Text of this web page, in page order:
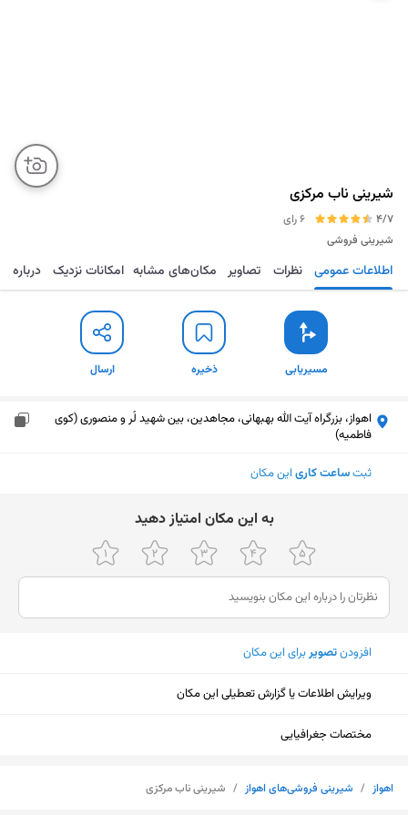
شیرینی ناب مرکزی
4/7
6 رای
شیرینی فروشی
مسیریابی ذخیره ارسال اطلاعات عمومی نظرات تصاویر مکان‌های مشابه امکانات نزدیک درباره
مسیریابی ذخیره ارسال
اهواز، بزرگراه آیت الله بهبهانی، مجاهدین، بین شهید لُر و منصوری (کوی
فاطمیه)
ثبتساعت کاری این مکان
ﺑﻪ اﯾﻦ ﻣﮑﺎن اﻣﺘﯿﺎز دﻫﯿﺪ
افزودنتصویربرای این مکان
ویرایش اطلاعات یا گزارش تعطیلی این مکان
مختصات جغرافیایی
اهواز / شیرینی فروشی‌های اهواز / شیرینی ناب مرکزی